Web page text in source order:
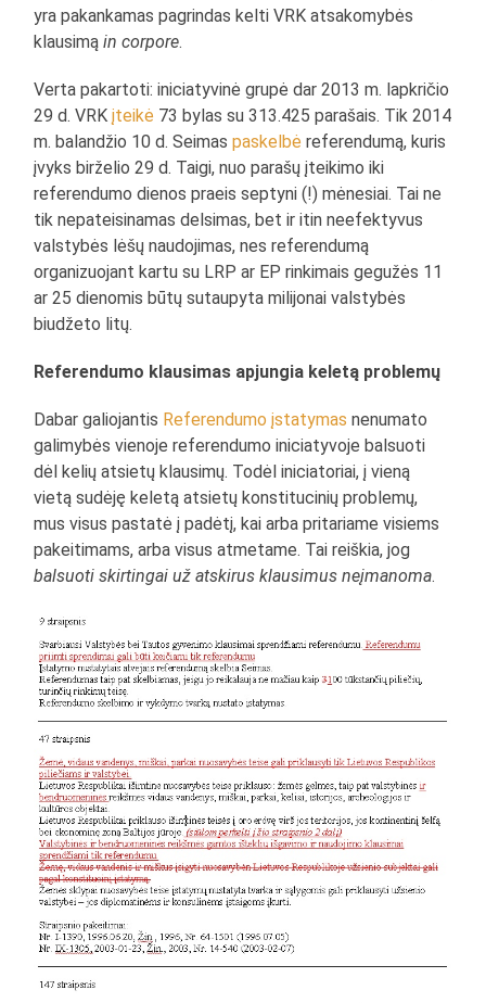
yra pakankamas pagrindas kelti VRK atsakomybės
klausimąin corpore.
Verta pakartoti: iniciatyvinė grupė dar 2013 m. lapkričio
29 d. VRKįteikė 73 bylas su 313.425 parašais. Tik 2014
m. balandžio 10 d. Seimaspaskelbė referendumą, kuris
įvyks birželio 29 d. Taigi, nuo parašų įteikimo iki
referendumo dienos praeis septyni (!) mėnesiai. Tai ne
tik nepateisinamas delsimas, bet ir itin neefektyvus
valstybės lėšų naudojimas, nes referendumą
organizuojant kartu su LRP ar EP rinkimais gegužės 11
ar 25 dienomis būtų sutaupyta milijonai valstybės
biudžeto litų.
Referendumo klausimas apjungia keletą problemų
Dabar galiojantis Referendumo įstatymas nenumato
galimybės vienoje referendumo iniciatyvoje balsuoti
dėl kelių atsietų klausimų. Todėl iniciatoriai, į vieną
vietą sudėję keletą atsietų konstitucinių problemų,
mus visus pastatė į padėtį, kai arba pritariame visiems
pakeitimams, arba visus atmetame. Tai reiškia, jog
balsuoti skirtingai už atskirus klausimus neįmanoma.